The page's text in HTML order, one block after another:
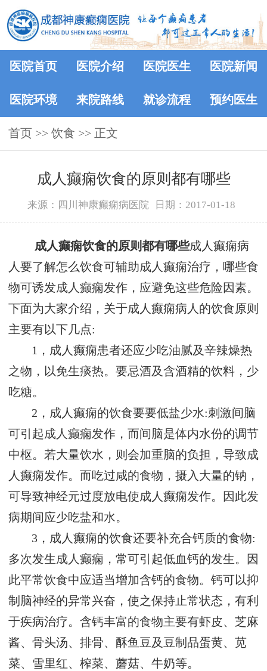
医院首页 医院介绍 医院医生 医院新闻
医院环境 来院路线 就诊流程 预约医生
首页 >> 饮食 >> 正文
成人癫痫饮食的原则都有哪些
来源：四川神康癫痫病医院 日期：2017-01-18
成人癫痫饮食的原则都有哪些成人癫痫病
人要了解怎么饮食可辅助成人癫痫治疗，哪些食
物可诱发成人癫痫发作，应避免这些危险因素。
下面为大家介绍，关于成人癫痫病人的饮食原则
主要有以下几点:
1，成人癫痫患者还应少吃油腻及辛辣燥热
之物，以免生痰热。要忌酒及含酒精的饮料，少
吃糖。
2，成人癫痫的饮食要要低盐少水:刺激间脑
可引起成人癫痫发作，而间脑是体内水份的调节
中枢。若大量饮水，则会加重脑的负担，导致成
人癫痫发作。而吃过咸的食物，摄入大量的钠，
可导致神经元过度放电使成人癫痫发作。因此发
病期间应少吃盐和水。
3，成人癫痫的饮食还要补充合钙质的食物:
多次发生成人癫痫，常可引起低血钙的发生。因
此平常饮食中应适当增加含钙的食物。钙可以抑
制脑神经的异常兴奋，使之保持止常状态，有利
于疾病治疗。含钙丰富的食物主要有虾皮、芝麻
酱、骨头汤、排骨、酥鱼豆及豆制品蛋黄、苋
菜、雪里红、榨菜、蘑菇、牛奶等。